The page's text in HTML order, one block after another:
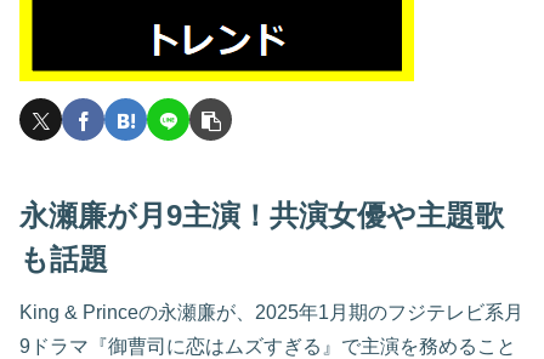
永瀬廉が月9主演！共演女優や主題歌
も話題
King & Princeの永瀬廉が、2025年1月期のフジテレビ系月
9ドラマ『御曹司に恋はムズすぎる』で主演を務めること